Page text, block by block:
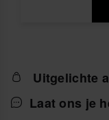
Uitgelichte
Laat ons je